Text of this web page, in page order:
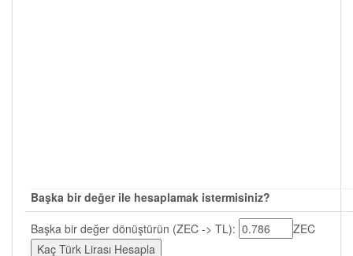
Başka bir değer ile hesaplamak istermisiniz?
Başka bir değer dönüştürün (ZEC -> TL):
ZEC